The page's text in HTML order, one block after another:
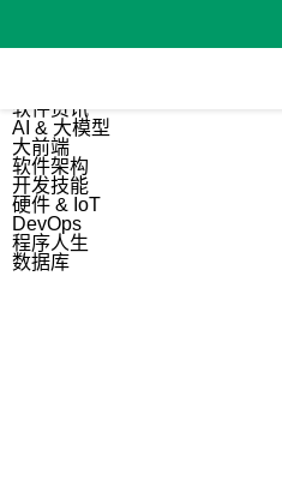
软件资讯
AI & 大模型
大前端
软件架构
开发技能
硬件 & IoT
DevOps
程序人生
数据库